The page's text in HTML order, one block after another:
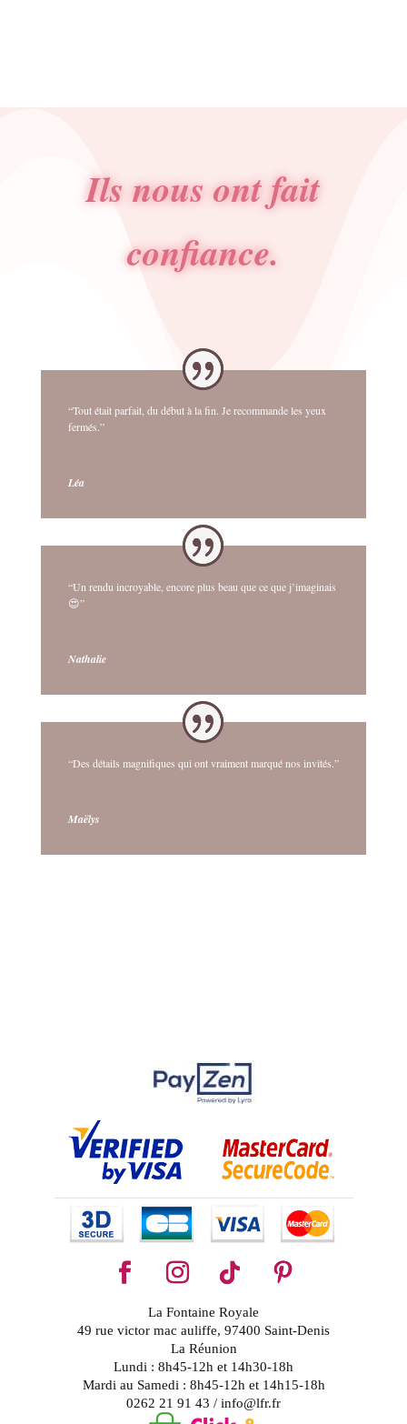
Ils nous ont fait
confiance.
“Tout était parfait, du début à la fin. Je recommande les yeux
fermés.”
Léa
“Un rendu incroyable, encore plus beau que ce que j’imaginais
😍”
Nathalie
“Des détails magnifiques qui ont vraiment marqué nos invités.”
Maëlys
La Fontaine Royale
49 rue victor mac auliffe, 97400 Saint-Denis
La Réunion
Lundi : 8h45-12h et 14h30-18h
Mardi au Samedi : 8h45-12h et 14h15-18h
0262 21 91 43 / info@lfr.fr